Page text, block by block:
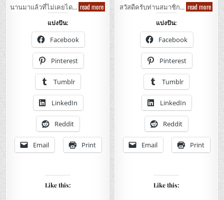
นานมาแล้วที่ไม่เคยได… read moreUniqlo
Supima
Cotton
Shirts
Review
รีวิว
โคล่
พิม่า
ค๊อต
ต้อน
เชิ้ต
เนื้อ
ใส่
สบาย
แบ่งปัน:
Facebook
Pinterest
Tumblr
LinkedIn
Reddit
Email Print
Like this:
สวัสดีครับท่านสมาชิก… read more
–
Jeans
โคล่
ยีน
ตรง
นุ่ม
เบา
โป
สบ
แบ่งปัน:
Facebook
Pinterest
Tumblr
LinkedIn
Reddit
Email Print
Like this: